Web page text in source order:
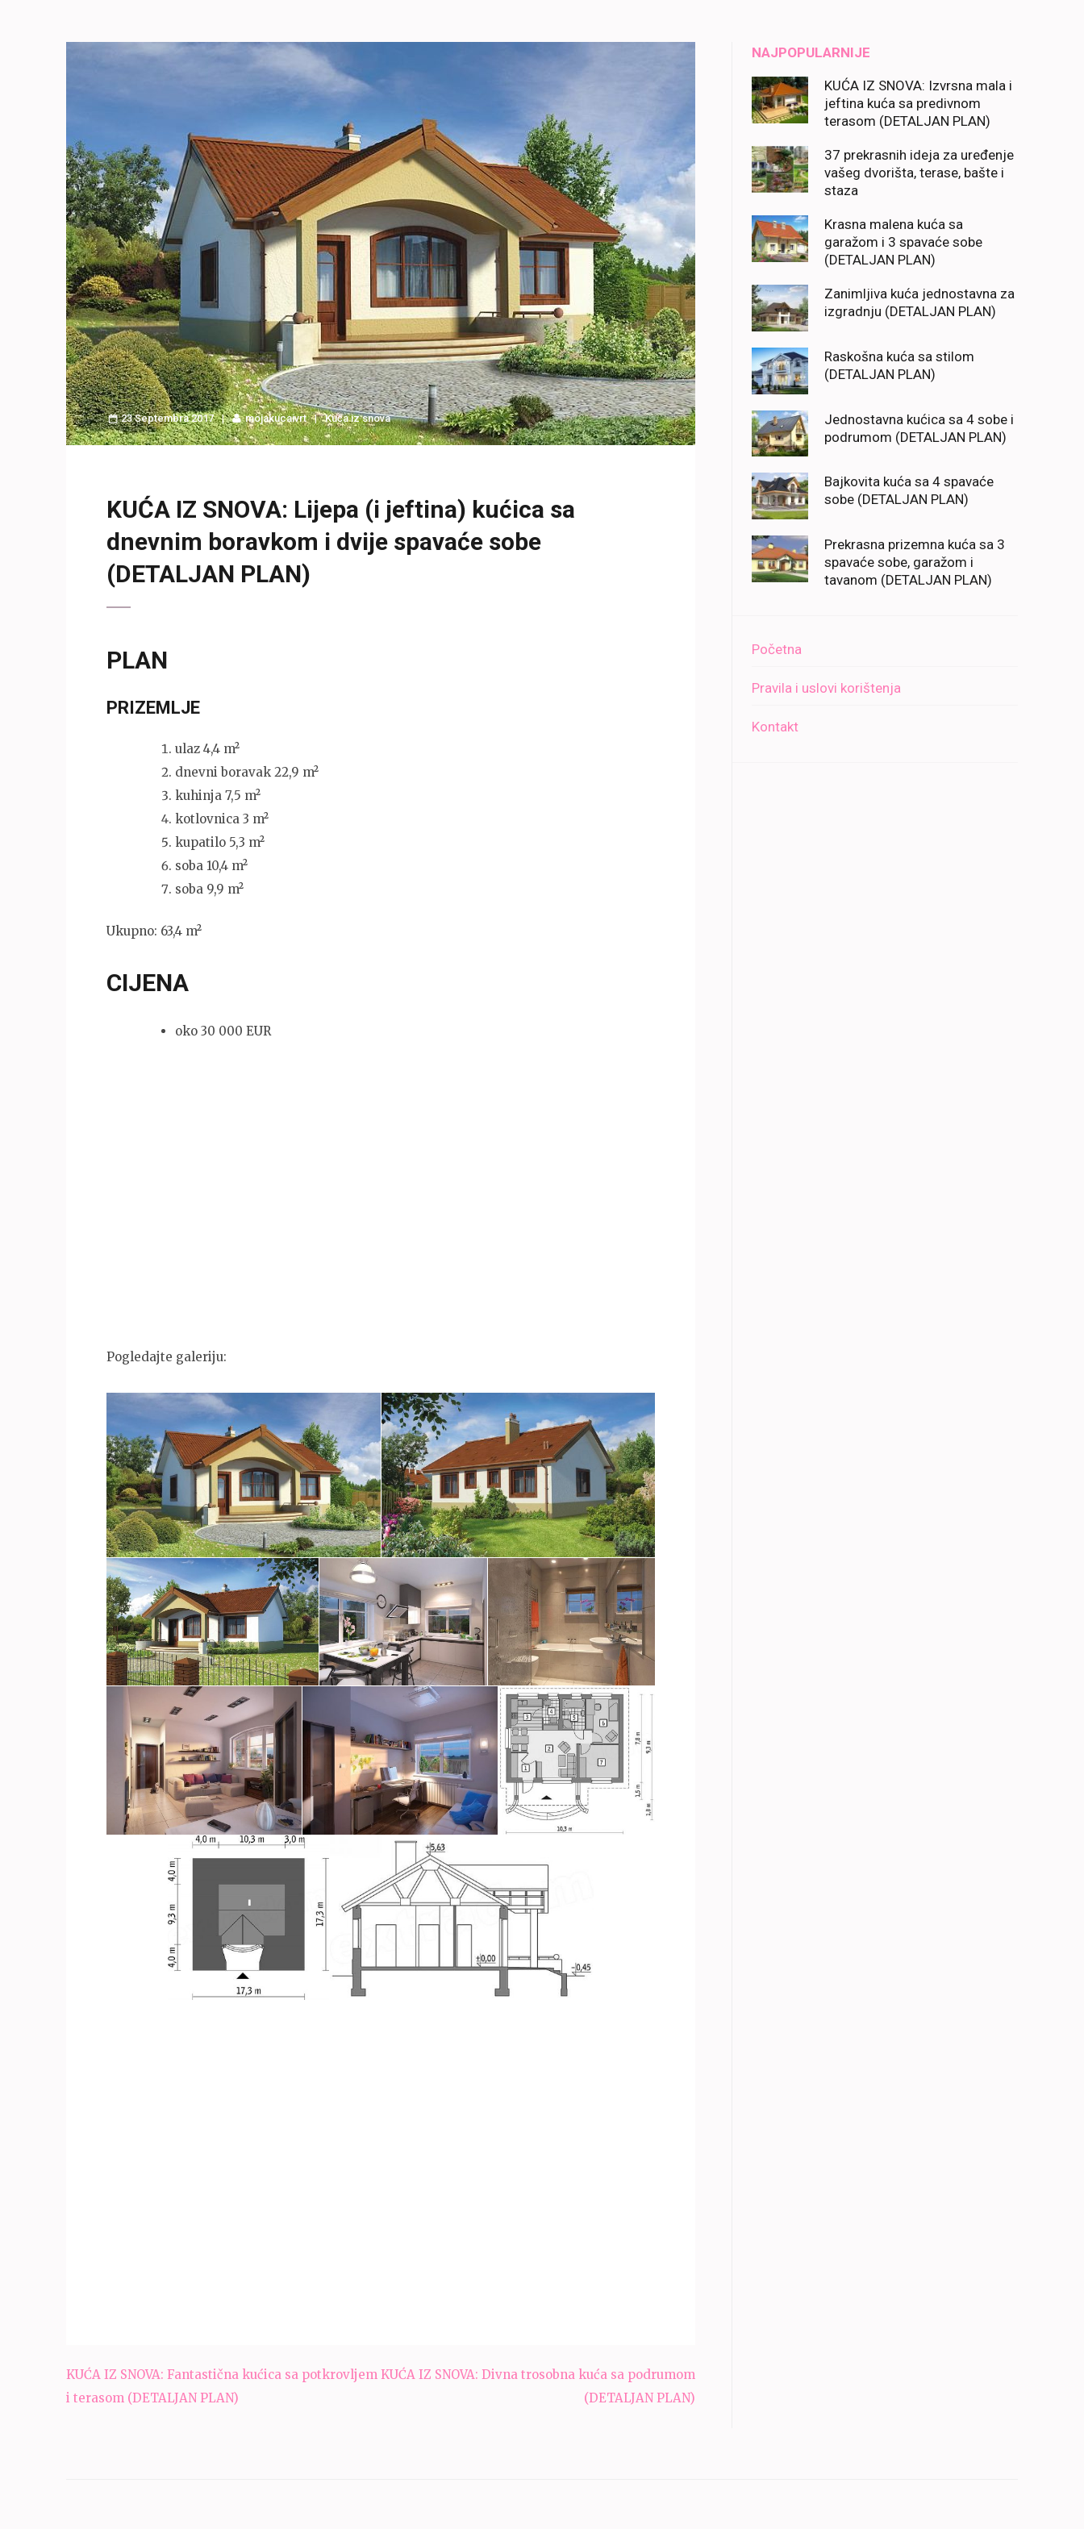
23 Septembra 2017 mojakucaivrt Kuća iz snova
KUĆA IZ SNOVA: Lijepa (i jeftina) kućica sa
dnevnim boravkom i dvije spavaće sobe
(DETALJAN PLAN)
PLAN
PRIZEMLJE
ulaz 4,4 m²
dnevni boravak 22,9 m²
kuhinja 7,5 m²
kotlovnica 3 m²
kupatilo 5,3 m²
soba 10,4 m²
soba 9,9 m²
Ukupno: 63,4 m²
CIJENA
oko 30 000 EUR
Pogledajte galeriju:
Navigacija
članaka
KUĆA IZ SNOVA: Fantastična kućica sa potkrovljem
i terasom (DETALJAN PLAN)
KUĆA IZ SNOVA: Divna trosobna kuća sa podrumom
(DETALJAN PLAN)
NAJPOPULARNIJE
KUĆA IZ SNOVA: Izvrsna mala i
jeftina kuća sa predivnom
terasom (DETALJAN PLAN)
37 prekrasnih ideja za uređenje
vašeg dvorišta, terase, bašte i
staza
Krasna malena kuća sa
garažom i 3 spavaće sobe
(DETALJAN PLAN)
Zanimljiva kuća jednostavna za
izgradnju (DETALJAN PLAN)
Raskošna kuća sa stilom
(DETALJAN PLAN)
Jednostavna kućica sa 4 sobe i
podrumom (DETALJAN PLAN)
Bajkovita kuća sa 4 spavaće
sobe (DETALJAN PLAN)
Prekrasna prizemna kuća sa 3
spavaće sobe, garažom i
tavanom (DETALJAN PLAN)
Početna
Pravila i uslovi korištenja
Kontakt